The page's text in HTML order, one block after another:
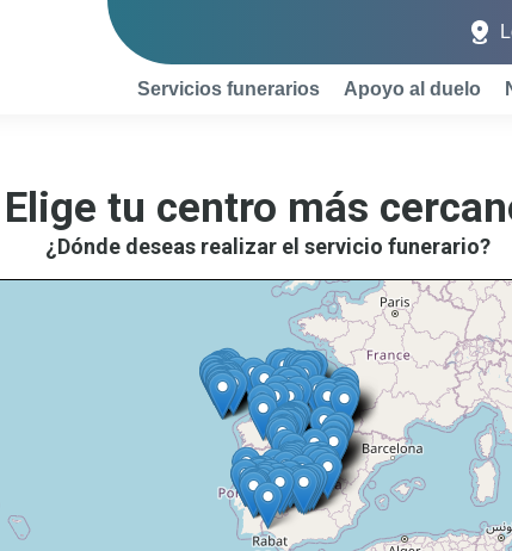
Servicios funerarios Apoyo al duelo
Elige tu centro más
¿Dónde deseas realizar el servicio funerario?